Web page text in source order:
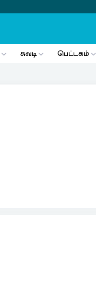
சுவடி பெட்டகம்